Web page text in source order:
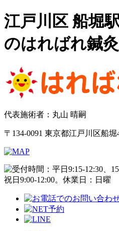
江戸川区 船堀
のはればれ鍼
代表施術者：丸山 晴嗣
〒134-0091 東京都江戸川区船